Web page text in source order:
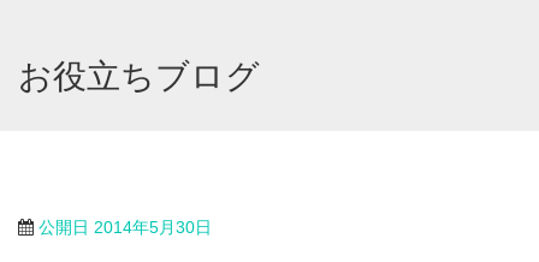
お役立ちブログ
公開日 2014年5月30日